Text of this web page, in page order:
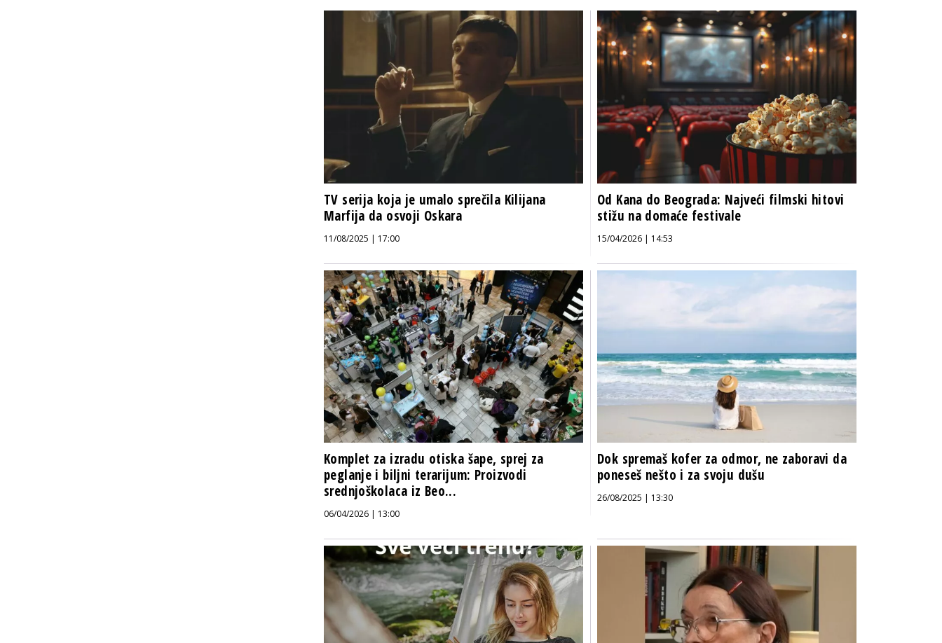
TV serija koja je umalo sprečila Kilijana
Marfija da osvoji Oskara
11/08/2025 | 17:00
Od Kana do Beograda: Najveći filmski hitovi
stižu na domaće festivale
15/04/2026 | 14:53
Komplet za izradu otiska šape, sprej za
peglanje i biljni terarijum: Proizvodi
srednjoškolaca iz Beo...
06/04/2026 | 13:00
Dok spremaš kofer za odmor, ne zaboravi da
poneseš nešto i za svoju dušu
26/08/2025 | 13:30